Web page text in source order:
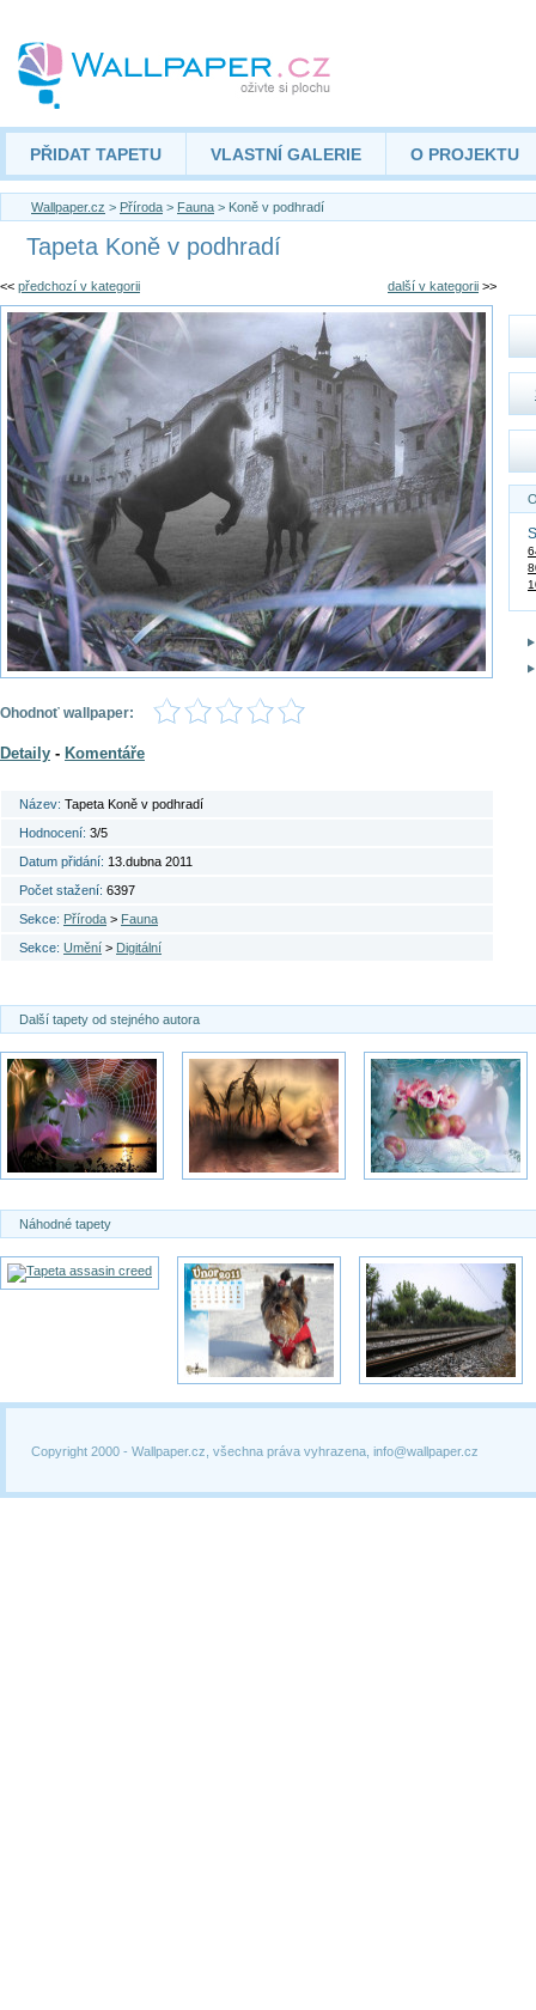
PŘIDAT TAPETU VLASTNÍ GALERIE O PROJEKTU
Wallpaper.cz > Příroda > Fauna > Koně v podhradí
Tapeta Koně v podhradí
<< předchozí v kategorii další v kategorii >>
Ohodnoť wallpaper:
Detaily - Komentáře
Název: Tapeta Koně v podhradí
Hodnocení: 3/5
Datum přidání: 13.dubna 2011
Počet stažení: 6397
Sekce: Příroda > Fauna
Sekce: Umění > Digitální
Další tapety od stejného autora
Náhodné tapety
Copyright 2000 - Wallpaper.cz, všechna práva vyhrazena, info@wallpaper.cz